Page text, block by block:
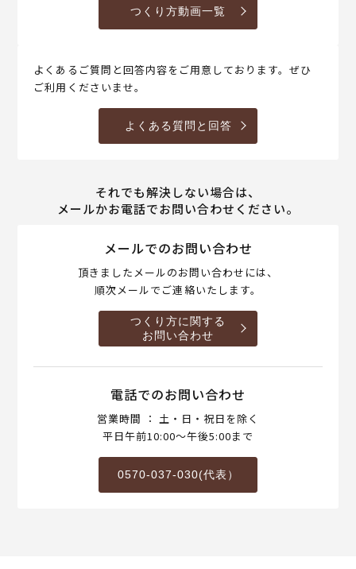
つくり方動画一覧
よくあるご質問と回答内容をご用意しております。ぜひ
ご利用くださいませ。
よくある質問と回答
それでも解決しない場合は、
メールかお電話でお問い合わせください。
メールでのお問い合わせ
頂きましたメールのお問い合わせには、
順次メールでご連絡いたします。
つくり方に関する
お問い合わせ
電話でのお問い合わせ
営業時間 ： 土・日・祝日を除く
平日午前10:00～午後5:00まで
0570-037-030(代表）